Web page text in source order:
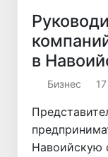
в
Бизнес
Навоийскую